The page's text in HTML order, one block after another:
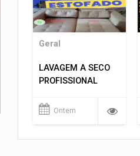
Geral
LAVAGEM A SECO
PROFISSIONAL
Ontem